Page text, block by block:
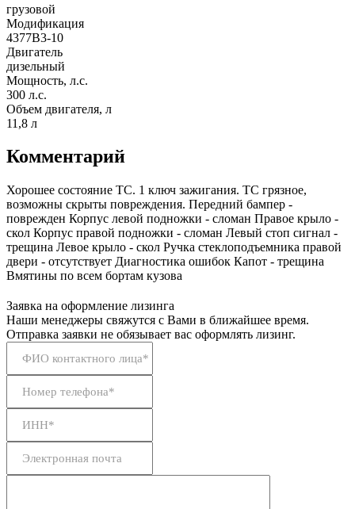
грузовой
Модификация
4377B3-10
Двигатель
дизельный
Мощность, л.с.
300 л.с.
Объем двигателя, л
11,8 л
Комментарий
Хорошее состояние ТС. 1 ключ зажигания. ТС грязное,
возможны скрыты повреждения. Передний бампер -
поврежден Корпус левой подножки - сломан Правое крыло -
скол Корпус правой подножки - сломан Левый стоп сигнал -
трещина Левое крыло - скол Ручка стеклоподъемника правой
двери - отсутствует Диагностика ошибок Капот - трещина
Вмятины по всем бортам кузова
Заявка на оформление лизинга
Наши менеджеры свяжутся с Вами в ближайшее время.
Отправка заявки не обязывает вас оформлять лизинг.
ФИО контактного лица*
Номер телефона*
ИНН*
Электронная почта